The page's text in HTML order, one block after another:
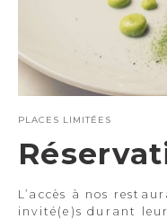
PLACES LIMITÉES
L’accès à nos
invité(e)s durant